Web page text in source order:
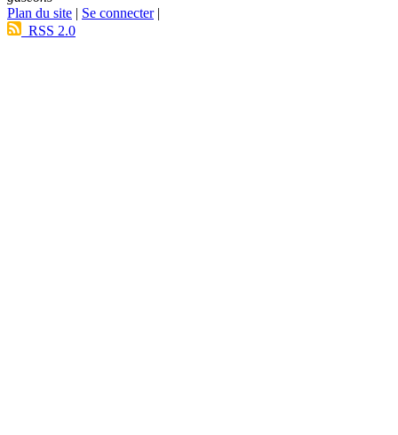
Plan du site | Se connecter|
RSS 2.0